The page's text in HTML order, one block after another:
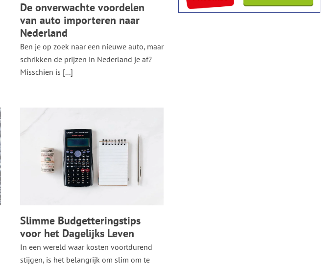
De onverwachte voordelen
van auto importeren naar
Nederland
Ben je op zoek naar een nieuwe auto, maar
schrikken de prijzen in Nederland je af?
Misschien is [...]
Slimme Budgetteringstips
voor het Dagelijks Leven
In een wereld waar kosten voortdurend
stijgen, is het belangrijk om slim om te